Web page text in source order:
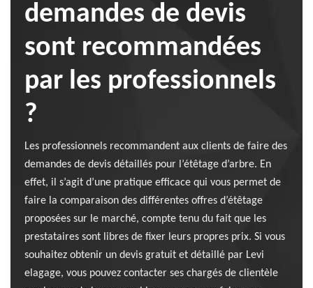
demandes de devis
sont recommandées
par les professionnels
?
Les professionnels recommandent aux clients de faire des
demandes de devis détaillés pour l’étêtage d’arbre. En
effet, il s’agit d’une pratique efficace qui vous permet de
faire la comparaison des différentes offres d’étêtage
proposées sur le marché, compte tenu du fait que les
prestataires sont libres de fixer leurs propres prix. Si vous
souhaitez obtenir un devis gratuit et détaillé par Levi
elagage, vous pouvez contacter ses chargés de clientèle